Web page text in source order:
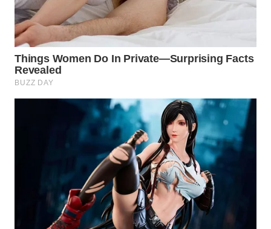
TANGERANG
WN
BINJAI
WN
KUNINGAN